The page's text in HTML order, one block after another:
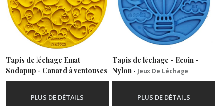
Tapis de léchage Emat
Sodapup - Canard à ventouses
-Jeux De Léchage
PLUS DE DÉTAILS
Tapis de léchage - Ecoin -
Nylon - Jeux De Léchage
PLUS DE DÉTAILS